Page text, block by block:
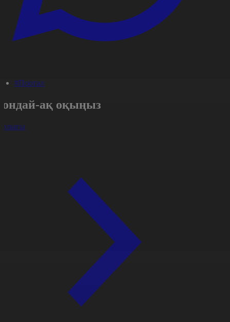
#Портал
ақ оқыңыз